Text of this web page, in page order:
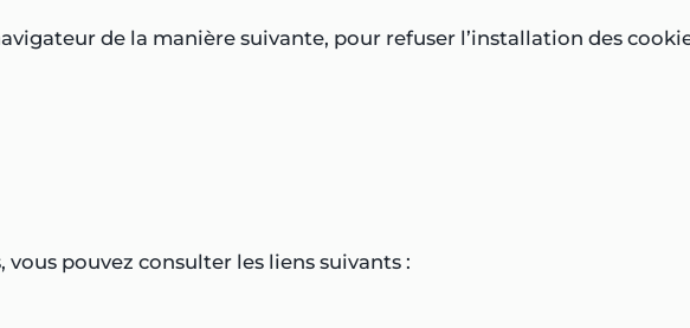
de la manière suivante, pour refuser l’installation des
pouvez consulter les liens suivants :